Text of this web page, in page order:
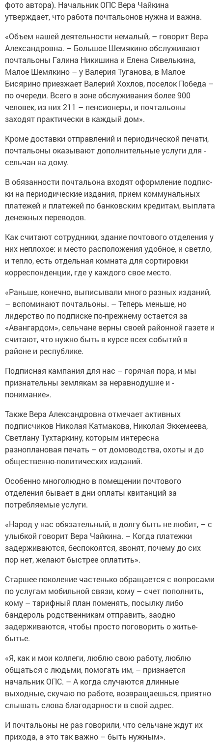
фото автора). Начальник ОПС Вера Чайкина
утверждает, что работа почтальонов нужна и важна.
«Объем нашей деятельнос­ти немалый, – говорит Вера
Александровна. – Большое Шемякино обслуживают
поч­тальоны Галина Никишина и Елена Сивелькина,
Малое Шемякино – у Валерия Туганова, в Малое
Бисярино приезжает Валерий Хохлов, поселок Победа –
по очереди. Всего в зоне обслуживания более 900
человек, из них 211 – пенсионеры, и почтальоны
заходят практически в ­каждый дом».
Кроме доставки отправлений и периодической печати,
поч­тальоны оказывают дополнительные услуги для ­
сельчан на дому.
В обязанности почтальона ­входят оформление подпис­
ки на периодические издания, прием коммунальных
платежей и платежей по банковским кредитам, выплата
­денежных ­переводов.
Как считают сотрудники, здание почтового отделения у
них неплохое: и место ­расположения удобное, и светло,
и тепло, есть отдельная комната для сортировки
корреспонденции, где у каждого свое место.
«Раньше, конечно, выписывали много разных изданий,
– вспоминают почтальоны. – Теперь меньше, но
лидерство по подпис­ке по-прежнему остается за
«Авангардом», сельчане верны своей районной газете и
считают, что нужно быть в курсе всех событий в
районе и ­республике.
Подписная кампания для нас – горячая пора, и мы
признательны землякам за неравнодушие и ­
понимание».
Также Вера Александровна отмечает активных
подписчиков Николая Катмакова, Николая Эккемеева,
Светлану Тухтаркину, которым интересна
разноплановая печать – от домоводства, охоты и до
общественно-политичес­ких изданий.
Особенно многолюдно в помещении почтового
отделения бывает в дни оплаты квитанций за
потребляемые услуги.
«Народ у нас обязательный, в долгу быть не любит, – с
улыбкой говорит Вера Чайкина. – Когда платежки
задерживаются, беспокоятся, звонят, почему до сих
пор нет, желают ­быс­трее оплатить».
Старшее поколение частенько обращается с вопросами
по ­услугам мобильной связи, кому – счет пополнить,
кому – тарифный план поменять, посылку либо
бандероль родственникам отправить, заодно
задерживаются, чтобы прос­то ­поговорить о ­житье-
бытье.
«Я, как и мои коллеги, люблю свою работу, люблю
общаться с людьми, помогать им, – признается
начальник ОПС. – А когда случаются длинные
выходные, скучаю по работе, возвращаешься, приятно
слышать слова благодарнос­ти в свой адрес.
И почтальоны не раз говорили, что сельчане ждут их
прихода, а это так важно – быть нужным».